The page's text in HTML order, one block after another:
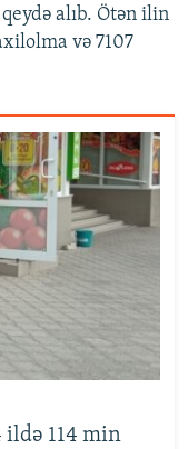
alıb. Ötən ilin
və 7107
ildə 114 min